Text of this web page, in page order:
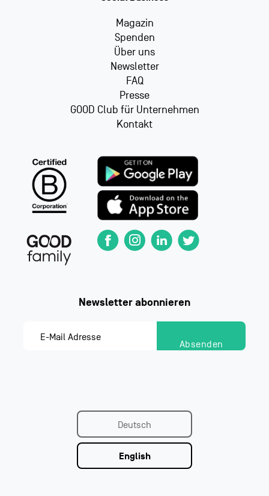
Magazin
Spenden
Über uns
Newsletter
FAQ
Presse
GOOD Club für Unternehmen
Kontakt
Deutsch
English